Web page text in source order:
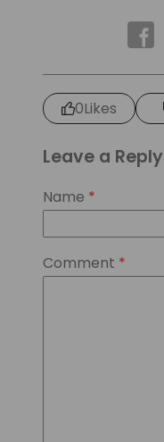
0Likes
Leave a Reply
Name *
Comment *